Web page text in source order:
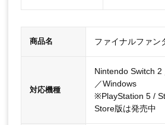
商品名 ファイナルファン
対応機種
Nintendo Switch
／Windows
※PlayStation 5 /
Store版は発売中